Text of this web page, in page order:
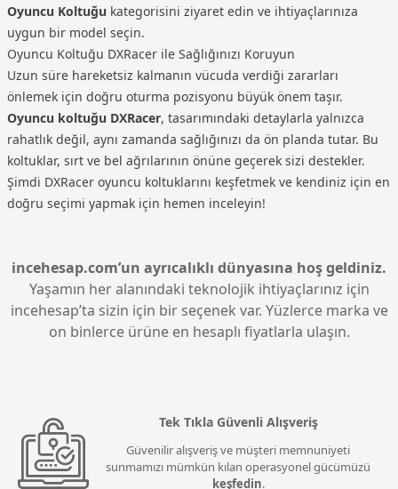
Oyuncu Koltuğu kategorisini ziyaret edin ve ihtiyaçlarınıza
uygun bir model seçin.
Oyuncu Koltuğu DXRacer ile Sağlığınızı Koruyun
Uzun süre hareketsiz kalmanın vücuda verdiği zararları
önlemek için doğru oturma pozisyonu büyük önem taşır.
Oyuncu koltuğu DXRacer, tasarımındaki detaylarla yalnızca
rahatlık değil, aynı zamanda sağlığınızı da ön planda tutar. Bu
koltuklar, sırt ve bel ağrılarının önüne geçerek sizi destekler.
Şimdi DXRacer oyuncu koltuklarını keşfetmek ve kendiniz için en
doğru seçimi yapmak için hemen inceleyin!
incehesap.com’un ayrıcalıklı dünyasına hoş geldiniz.
Yaşamın her alanındaki teknolojik ihtiyaçlarınız için
incehesap’ta sizin için bir seçenek var. Yüzlerce marka ve
on binlerce ürüne en hesaplı fiyatlarla ulaşın.
Tek Tıkla Güvenli Alışveriş
Güvenilir alışveriş ve müşteri memnuniyeti
sunmamızı mümkün kılan operasyonel gücümüzü
keşfedin.